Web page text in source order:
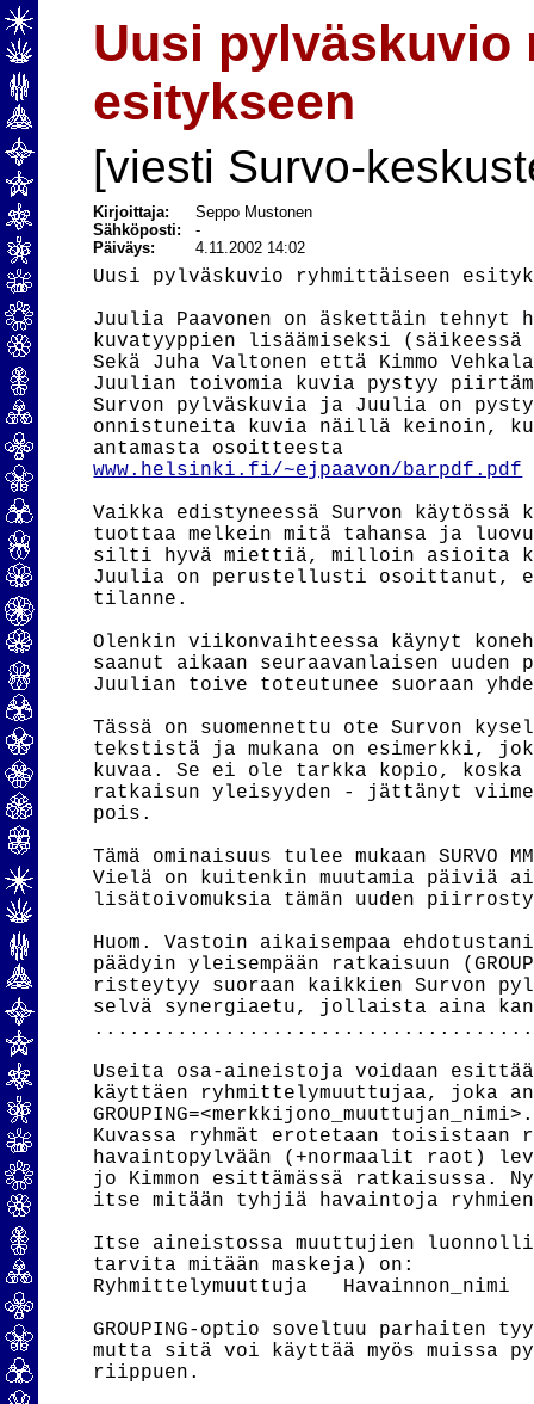
Uusi pylväskuvio
esitykseen
[viesti Survo-
Kirjoittaja:
Seppo Mustonen
Sähköposti:-
Päiväys:
4.11.2002 14:02
Uusi pylväskuvio ryhmittäiseen
Juulia Paavonen on äskettäin tehnyt
kuvatyyppien lisäämiseksi (säikeessä
Sekä Juha Valtonen että Kimmo
Juulian toivomia kuvia pystyy
Survon pylväskuvia ja Juulia on
onnistuneita kuvia näillä keinoin,
www.helsinki.fi/~ejpaavon/barpdf.pdf
Vaikka edistyneessä Survon
tuottaa melkein mitä tahansa ja
silti hyvä miettiä, milloin asioita
Juulia on perustellusti osoittanut,
tilanne.
Olenkin viikonvaihteessa käynyt
saanut aikaan seuraavanlaisen
Juulian toive toteutunee suoraan
Tässä on suomennettu ote Survon
tekstistä ja mukana on esimerkki,
kuvaa. Se ei ole tarkka kopio, koska
ratkaisun yleisyyden - jättänyt
pois.
Tämä ominaisuus tulee mukaan
Vielä on kuitenkin muutamia päiviä
lisätoivomuksia tämän uuden
Huom. Vastoin aikaisempaa
päädyin yleisempään ratkaisuun
risteytyy suoraan kaikkien Survon
selvä synergiaetu, jollaista aina
Useita osa-aineistoja voidaan esittää
käyttäen ryhmittelymuuttujaa, joka
GROUPING=<merkkijono_muuttujan_nimi>.
Kuvassa ryhmät erotetaan toisistaan
havaintopylvään (+normaalit raot)
jo Kimmon esittämässä ratkaisussa.
itse mitään tyhjiä havaintoja
Itse aineistossa muuttujien
tarvita mitään maskeja) on:
Ryhmittelymuuttuja
GROUPING-optio soveltuu parhaiten
mutta sitä voi käyttää myös muissa
riippuen.